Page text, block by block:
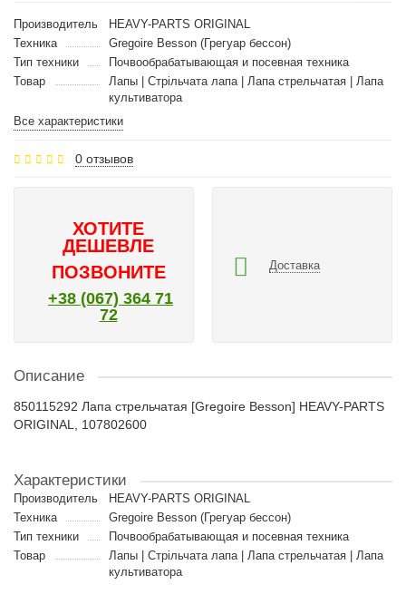
Производитель
HEAVY-PARTS ORIGINAL
Техника
Gregoire Besson (Грегуар бессон)
Тип техники
Почвообрабатывающая и посевная техника
Товар
Лапы | Стрільчата лапа | Лапа стрельчатая | Лапа
культиватора
Все характеристики
0 отзывов
ХОТИТЕ
ДЕШЕВЛЕ
ПОЗВОНИТЕ
+38 (067) 364 71
72
Доставка
Описание
850115292 Лапа стрельчатая [Gregoire Besson] HEAVY-PARTS
ORIGINAL, 107802600
Характеристики
Производитель
HEAVY-PARTS ORIGINAL
Техника
Gregoire Besson (Грегуар бессон)
Тип техники
Почвообрабатывающая и посевная техника
Товар
Лапы | Стрільчата лапа | Лапа стрельчатая | Лапа
культиватора